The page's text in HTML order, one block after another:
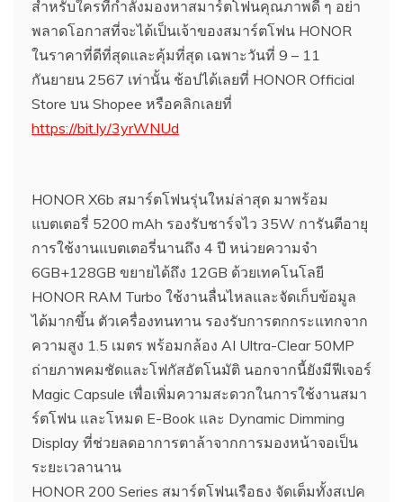
สำหรับใครที่กำลังมองหาสมาร์ตโฟนคุณภาพดี ๆ อย่า
พลาดโอกาสที่จะได้เป็นเจ้าของสมาร์ตโฟน HONOR
ในราคาที่ดีที่สุดและคุ้มที่สุด เฉพาะวันที่ 9 – 11
กันยายน 2567 เท่านั้น ช้อปได้เลยที่ HONOR Official
Store บน Shopee หรือคลิกเลยที่
https://bit.ly/3yrWNUd
HONOR X6b สมาร์ตโฟนรุ่นใหม่ล่าสุด มาพร้อม
แบตเตอรี่ 5200 mAh รองรับชาร์จไว 35W การันตีอายุ
การใช้งานแบตเตอรี่นานถึง 4 ปี หน่วยความจำ
6GB+128GB ขยายได้ถึง 12GB ด้วยเทคโนโลยี
HONOR RAM Turbo ใช้งานลื่นไหลและจัดเก็บข้อมูล
ได้มากขึ้น ตัวเครื่องทนทาน รองรับการตกกระแทกจาก
ความสูง 1.5 เมตร พร้อมกล้อง AI Ultra-Clear 50MP
ถ่ายภาพคมชัดและโฟกัสอัตโนมัติ นอกจากนี้ยังมีฟีเจอร์
Magic Capsule เพื่อเพิ่มความสะดวกในการใช้งานสมา
ร์ตโฟน และโหมด E-Book และ Dynamic Dimming
Display ที่ช่วยลดอาการตาล้าจากการมองหน้าจอเป็น
ระยะเวลานาน
HONOR 200 Series สมาร์ตโฟนเรือธง จัดเต็มทั้งสเปค